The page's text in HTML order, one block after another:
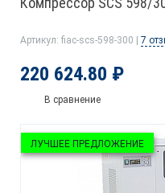
Артикул: fiac-scs-598-300 | 7
220 624.80 ₽
В сравнение
ЛУЧШЕЕ ПРЕДЛОЖЕНИЕ